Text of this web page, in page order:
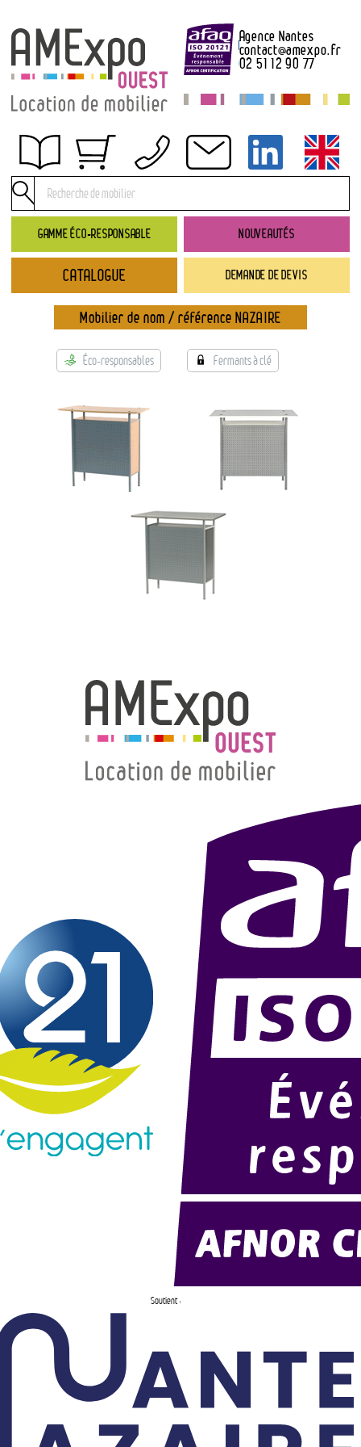
GAMME ÉCO-RESPONSABLE NOUVEAUTÉS
DEMANDE DE DEVIS
Agence Nantes
contact@amexpo.fr
02 51 12 90 77
Obtenir un devis
Conditions générales de location
Conditions de règlement
Contact
Catalogue
→ Nouveautés
→ Gamme éco-responsable
→ Rubriques
→ Types de mobilier
→ Couleurs
→ Ensembles
Modélisation 2D/3D
CATALOGUE
Mobilier de nom / référence NAZAIRE
Éco-responsables Fermants à clé
Soutient :